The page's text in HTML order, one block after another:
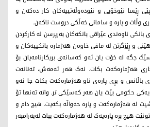
ڕێسا نێوخۆیی و نێودەوڵەتییەکان کار دەکەن و
وڵات و پارە و سامانی خەڵکی دروست ناکەن.
ناوەندی عێراقی بانکەکان بەرپرسن لە کارکردن
و ڕێزگرتن لە مافی خاوەن هەژمارە بانکییەکان و
جگە لە خۆت یان ئەو کەسانەی بریکارنامەیان بۆ
هەژمارەکەت بکات. نەک هەر ئەمەش، تەنانەت
و بڕی پارەی ناو هەژمارەکەت بکات جا ئەو
حکومی بێت یان هەر کەسێکی تر. واتە تەنها تۆ
لە هەژمارەکەت و پارە حەواڵە بکەیت. هیچ دام و
هیچ بڕە پارەیەک لە هەژمارەکەت ببات لەبەرامبەر